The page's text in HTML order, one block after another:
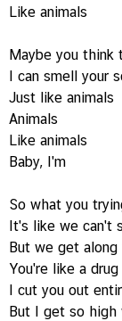
Like animals
Maybe you think
I can smell your
Just like animals
Animals
Like animals
Baby, I'm
So what you
It's like we can't
But we get
You're like a
I cut you out
But I get so high